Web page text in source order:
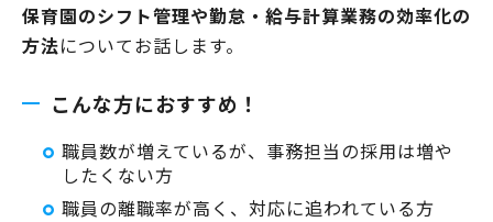
保育園のシフト管理や勤怠・給与計算業務の効率化の
方法についてお話します。
こんな方におすすめ！
職員数が増えているが、事務担当の採用は増や
したくない方
職員の離職率が高く、対応に追われている方